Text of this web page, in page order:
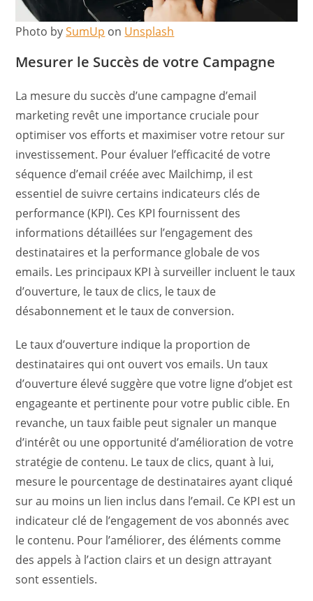
Photo bySumUp on Unsplash
Mesurer le Succès de votre Campagne
La mesure du succès d’une campagne d’email
marketing revêt une importance cruciale pour
optimiser vos efforts et maximiser votre retour sur
investissement. Pour évaluer l’efficacité de votre
séquence d’email créée avec Mailchimp, il est
essentiel de suivre certains indicateurs clés de
performance (KPI). Ces KPI fournissent des
informations détaillées sur l’engagement des
destinataires et la performance globale de vos
emails. Les principaux KPI à surveiller incluent le taux
d’ouverture, le taux de clics, le taux de
désabonnement et le taux de conversion.
Le taux d’ouverture indique la proportion de
destinataires qui ont ouvert vos emails. Un taux
d’ouverture élevé suggère que votre ligne d’objet est
engageante et pertinente pour votre public cible. En
revanche, un taux faible peut signaler un manque
d’intérêt ou une opportunité d’amélioration de votre
stratégie de contenu. Le taux de clics, quant à lui,
mesure le pourcentage de destinataires ayant cliqué
sur au moins un lien inclus dans l’email. Ce KPI est un
indicateur clé de l’engagement de vos abonnés avec
le contenu. Pour l’améliorer, des éléments comme
des appels à l’action clairs et un design attrayant
sont essentiels.